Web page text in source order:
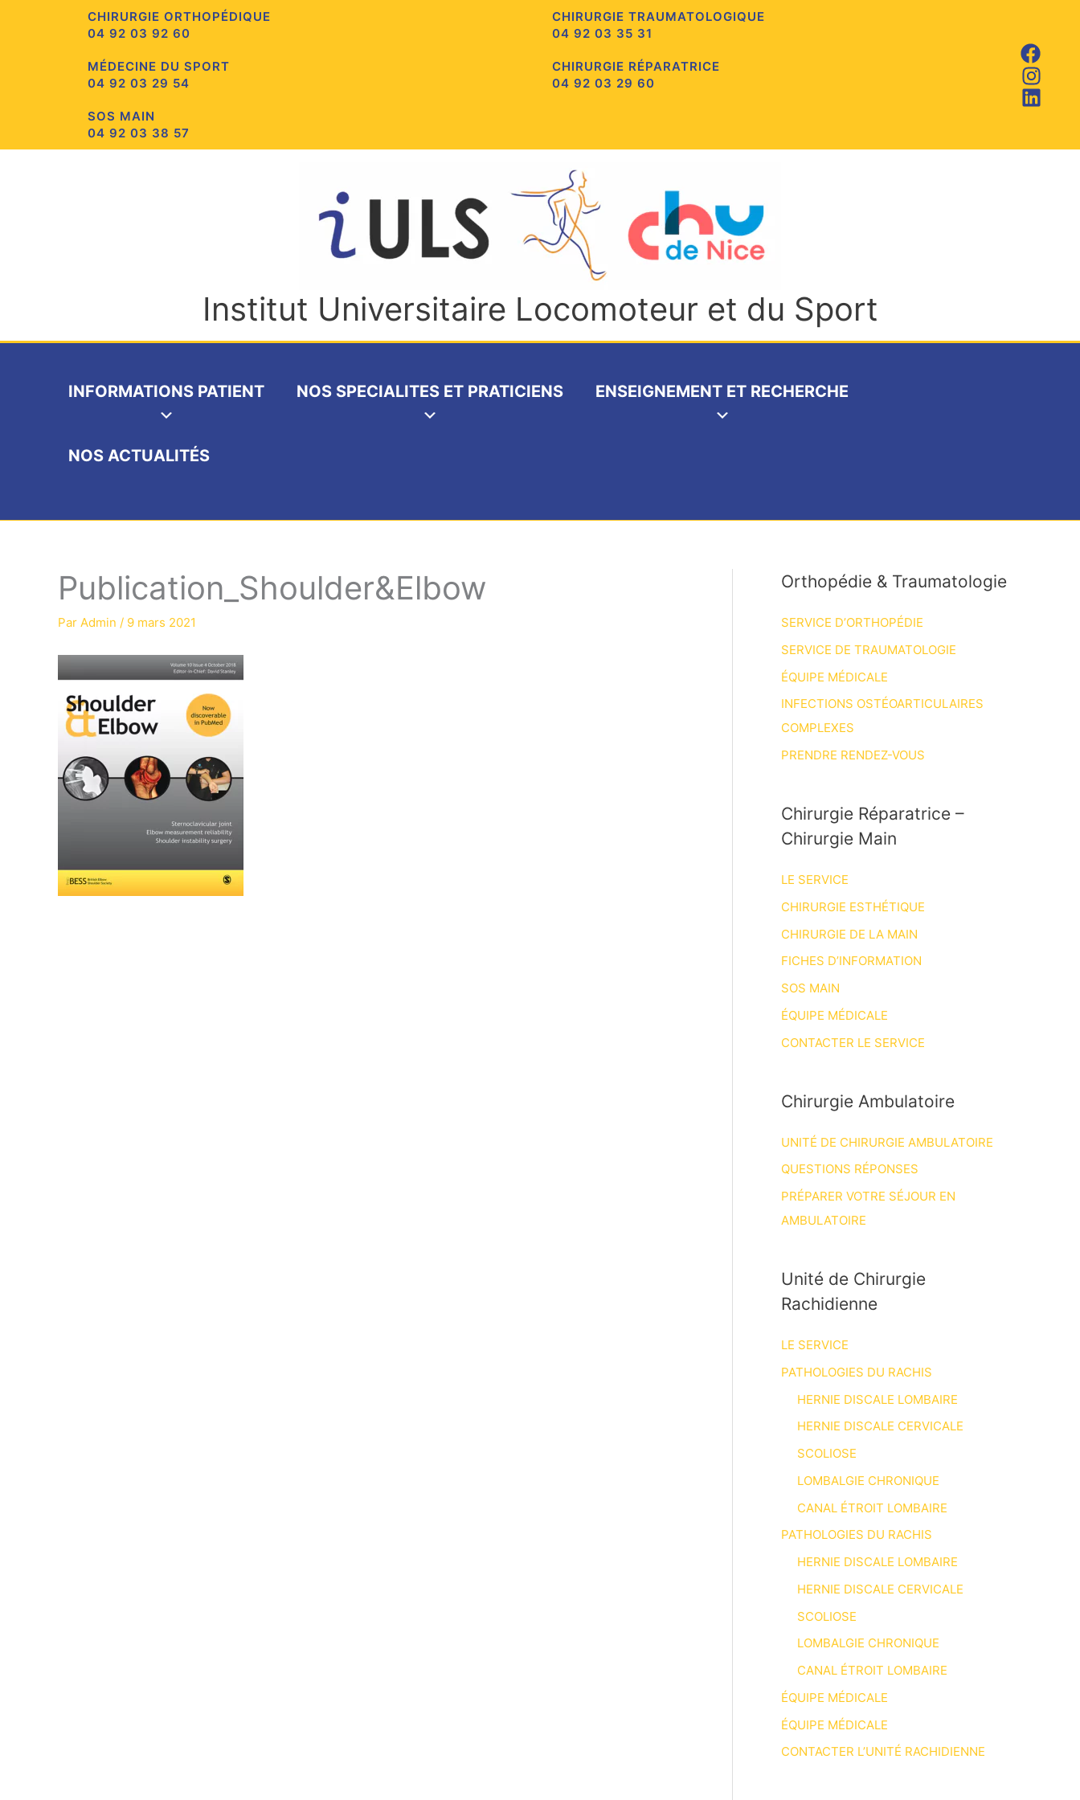
CHIRURGIE ORTHOPÉDIQUE
04 92 03 92 60
CHIRURGIE TRAUMATOLOGIQUE
04 92 03 35 31
MÉDECINE DU SPORT
04 92 03 29 54
CHIRURGIE RÉPARATRICE
04 92 03 29 60
SOS MAIN
04 92 03 38 57
Institut Universitaire Locomoteur et du Sport
INFORMATIONS PATIENT NOS SPECIALITES ET PRATICIENS ENSEIGNEMENT ET RECHERCHE
NOS ACTUALITÉS
Publication_Shoulder&Elbow
Par Admin / 9 mars 2021
Orthopédie & Traumatologie
SERVICE D’ORTHOPÉDIE
SERVICE DE TRAUMATOLOGIE
ÉQUIPE MÉDICALE
INFECTIONS OSTÉOARTICULAIRES
COMPLEXES
PRENDRE RENDEZ-VOUS
Chirurgie Réparatrice –
Chirurgie Main
LE SERVICE
CHIRURGIE ESTHÉTIQUE
CHIRURGIE DE LA MAIN
FICHES D’INFORMATION
SOS MAIN
ÉQUIPE MÉDICALE
CONTACTER LE SERVICE
Chirurgie Ambulatoire
UNITÉ DE CHIRURGIE AMBULATOIRE
QUESTIONS RÉPONSES
PRÉPARER VOTRE SÉJOUR EN
AMBULATOIRE
Unité de Chirurgie
Rachidienne
LE SERVICE
PATHOLOGIES DU RACHIS
HERNIE DISCALE LOMBAIRE
HERNIE DISCALE CERVICALE
SCOLIOSE
LOMBALGIE CHRONIQUE
CANAL ÉTROIT LOMBAIRE
PATHOLOGIES DU RACHIS
HERNIE DISCALE LOMBAIRE
HERNIE DISCALE CERVICALE
SCOLIOSE
LOMBALGIE CHRONIQUE
CANAL ÉTROIT LOMBAIRE
ÉQUIPE MÉDICALE
ÉQUIPE MÉDICALE
CONTACTER L’UNITÉ RACHIDIENNE